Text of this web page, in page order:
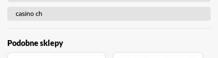
casino ch
Podobne sklepy